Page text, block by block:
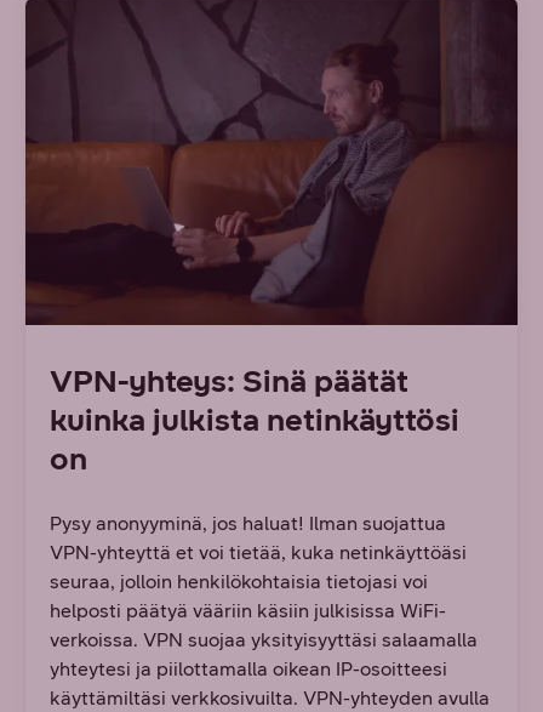
VPN-yhteys: Sinä päätät
kuinka julkista netinkäyttösi
on
Pysy anonyyminä, jos haluat! Ilman suojattua
VPN-yhteyttä et voi tietää, kuka netinkäyttöäsi
seuraa, jolloin henkilökohtaisia tietojasi voi
helposti päätyä vääriin käsiin julkisissa WiFi-
verkoissa. VPN suojaa yksityisyyttäsi salaamalla
yhteytesi ja piilottamalla oikean IP-osoitteesi
käyttämiltäsi verkkosivuilta. VPN-yhteyden avulla